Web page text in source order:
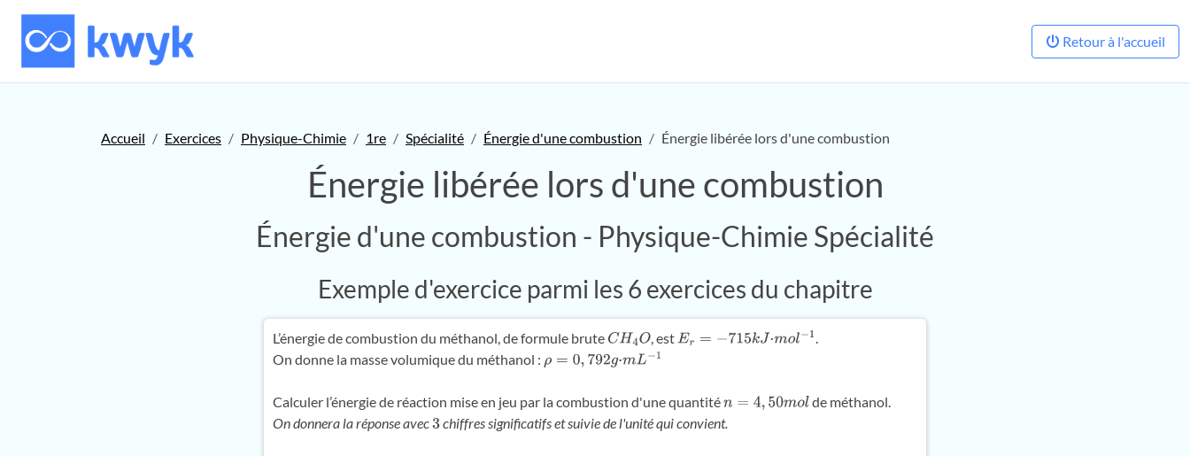
Retour à l'accueil
Accueil Exercices Physique-Chimie 1re Spécialité Énergie d'une combustion Énergie libérée lors d'une combustion
Énergie libérée lors d'une combustion
Énergie d'une combustion - Physique-Chimie Spécialité
Exemple d'exercice parmi les 6 exercices du chapitre
L’énergie de combustion du méthanol, de formule brute CH4O , estEr= −715kJ⋅mol−1
On donne la masse volumique du méthanol : ρ =0 792g⋅mL−1
Calculer l’énergie de réaction mise en jeu par la combustion d'une quantitén=4, 50 mol
de méthanol.
On donnera la réponse avec3chiffres significatifs et suivie de l'unité qui convient.